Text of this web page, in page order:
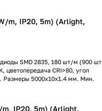
m, IP20, 5m) (Arlight,
SMD 2835, 180 шт/м (900 шт
цветопередача CRI>80, угол
Размеры 5000x10x1.4 мм. Мин.
m, IP20, 5m) (Arlight,